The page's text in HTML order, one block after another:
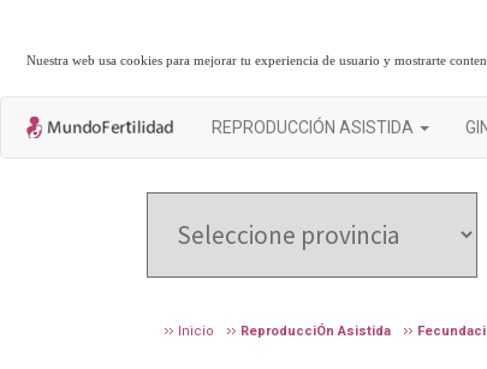
Nuestra web usa cookies para mejorar tu experiencia de usuario y mostrarte
REPRODUCCIÓN ASISTIDA
Inicio ReproducciÓn Asistida